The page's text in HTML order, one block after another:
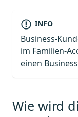
INFO
Business-
im Familien-
einen
Wie wird